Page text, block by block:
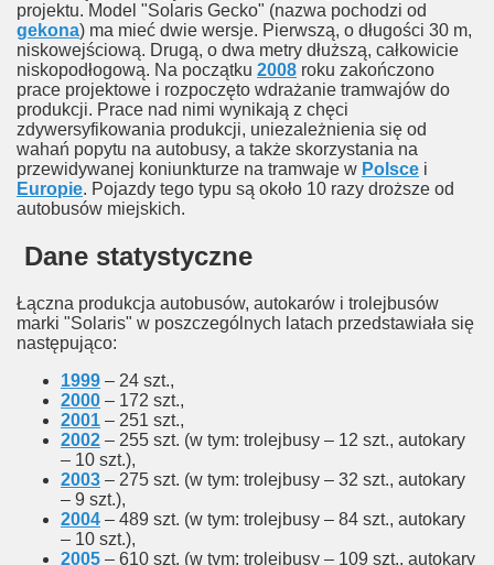
projektu. Model "Solaris Gecko" (nazwa pochodzi od
gekona) ma mieć dwie wersje. Pierwszą, o długości 30 m,
niskowejściową. Drugą, o dwa metry dłuższą, całkowicie
niskopodłogową. Na początku 2008 roku zakończono
prace projektowe i rozpoczęto wdrażanie tramwajów do
produkcji. Prace nad nimi wynikają z chęci
zdywersyfikowania produkcji, uniezależnienia się od
wahań popytu na autobusy, a także skorzystania na
przewidywanej koniunkturze na tramwaje w Polsce i
Europie. Pojazdy tego typu są około 10 razy droższe od
autobusów miejskich.
Dane statystyczne
Łączna produkcja autobusów, autokarów i trolejbusów
marki "Solaris" w poszczególnych latach przedstawiała się
następująco:
1999 – 24 szt.,
2000 – 172 szt.,
2001 – 251 szt.,
2002 – 255 szt. (w tym: trolejbusy – 12 szt., autokary
– 10 szt.),
2003 – 275 szt. (w tym: trolejbusy – 32 szt., autokary
– 9 szt.),
2004 – 489 szt. (w tym: trolejbusy – 84 szt., autokary
– 10 szt.),
2005 – 610 szt. (w tym: trolejbusy – 109 szt., autokary